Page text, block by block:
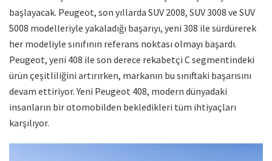
başlayacak. Peugeot, son yıllarda SUV 2008, SUV 3008 ve SUV
5008 modelleriyle yakaladığı başarıyı, yeni 308 ile sürdürerek
her modeliyle sınıfının referans noktası olmayı başardı.
Peugeot, yeni 408 ile son derece rekabetçi C segmentindeki
ürün çeşitliliğini artırırken, markanın bu sınıftaki başarısını
devam ettiriyor. Yeni Peugeot 408, modern dünyadaki
insanların bir otomobilden bekledikleri tüm ihtiyaçları
karşılıyor.